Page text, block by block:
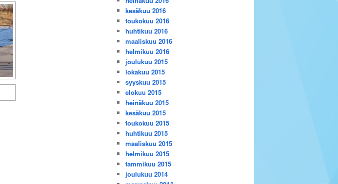
kesäkuu 2016
toukokuu 2016
huhtikuu 2016
maaliskuu 2016
helmikuu 2016
joulukuu 2015
lokakuu 2015
syyskuu 2015
elokuu 2015
heinäkuu 2015
kesäkuu 2015
toukokuu 2015
huhtikuu 2015
maaliskuu 2015
helmikuu 2015
tammikuu 2015
joulukuu 2014